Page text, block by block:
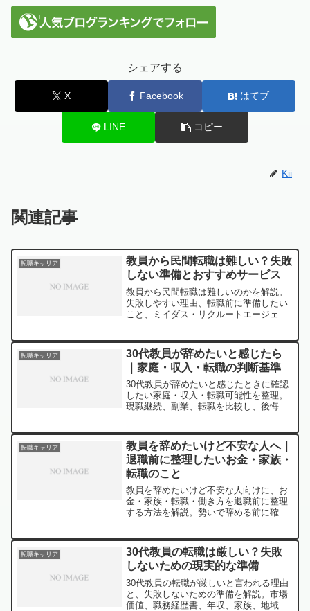
シェアする
X Facebook はてブ
LINE コピー
Kii
関連記事
転職キャリア
教員から民間転職は難しい？失敗
しない準備とおすすめサービス
教員から民間転職は難しいのかを解説。
失敗しやすい理由、転職前に準備したい
こと、ミイダス・リクルートエージェン
転職キャリア
30代教員が辞めたいと感じたら
｜家庭・収入・転職の判断基準
30代教員が辞めたいと感じたときに確認
したい家庭・収入・転職可能性を整理。
現職継続、副業、転職を比較し、後悔し
転職キャリア
教員を辞めたいけど不安な人へ｜
退職前に整理したいお金・家族・
転職のこと
教員を辞めたいけど不安な人向けに、お
金・家族・転職・働き方を退職前に整理
する方法を解説。勢いで辞める前に確認
転職キャリア
30代教員の転職は厳しい？失敗
しないための現実的な準備
30代教員の転職が厳しいと言われる理由
と、失敗しないための準備を解説。市場
価値、職務経歴書、年収、家族、地域求